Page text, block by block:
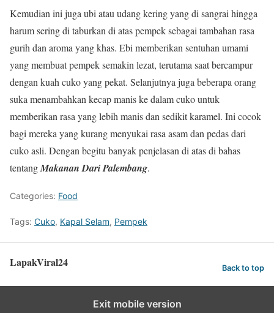
Kemudian ini juga ubi atau udang kering yang di sangrai hingga
harum sering di taburkan di atas pempek sebagai tambahan rasa
gurih dan aroma yang khas. Ebi memberikan sentuhan umami
yang membuat pempek semakin lezat, terutama saat bercampur
dengan kuah cuko yang pekat. Selanjutnya juga beberapa orang
suka menambahkan kecap manis ke dalam cuko untuk
memberikan rasa yang lebih manis dan sedikit karamel. Ini cocok
bagi mereka yang kurang menyukai rasa asam dan pedas dari
cuko asli. Dengan begitu banyak penjelasan di atas di bahas
tentangMakanan Dari Palembang.
Categories: Food
Tags: Cuko, Kapal Selam, Pempek
LapakViral24 Back to top
Exit mobile version